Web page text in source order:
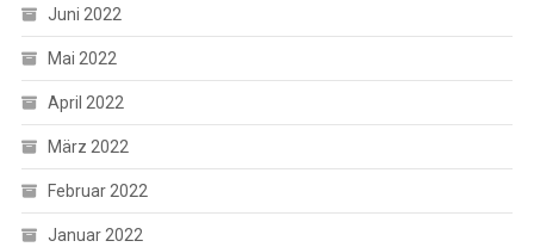
Juni 2022
Mai 2022
April 2022
März 2022
Februar 2022
Januar 2022